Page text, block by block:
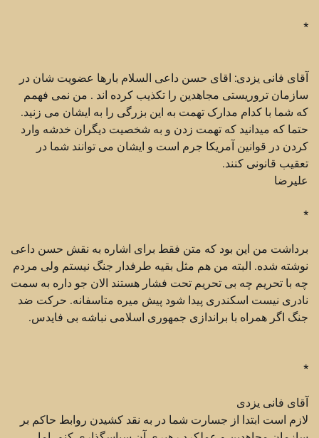
*
آقای فانی یزدی: اقای حسن داعی السلام بارها عضویت شان در
سازمان تروریستی مجاهدین را تکذیب کرده اند . من نمی فهمم
که شما با کدام مدارک تهمت به این بزرگی را به ایشان می زنید.
حتما که میدانید که تهمت زدن و به شخصیت دیگران خدشه وارد
کردن در قوانین آمریکا جرم است و ایشان می توانند شما در
تعقیب قانونی کنند.
علیرضا
*
برداشت من این بود که متن فقط برای اشاره به نقش حسن داعی
نوشته شده. البته من هم مثل بقیه طرفدار جنگ نیستم ولی مردم
چه با تحریم چه بی تحریم تحت فشار هستند الان جو داره به سمت
نادری نیست اسکندری پیدا شود پیش میره متاسفانه. حرکت ضد
جنگ اگر همراه با براندازی جمهوری اسلامی نباشه بی فایدس.
*
آقای فانی یزدی
لازم است ابتدا از جسارت شما در به نقد کشیدن روابط حاکم بر